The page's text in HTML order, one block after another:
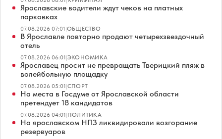
Ярославские водители ждут чеков на платных
парковках
07.08.2026 07:01|ОБЩЕСТВО
В Ярославле повторно продают четырехзвездочный
отель
07.08.2026 06:01|ЭКОНОМИКА
Ярославец просит не превращать Тверицкий пляж в
волейбольную площадку
07.08.2026 05:01|СПОРТ
На места в Госдуме от Ярославской области
претендует 18 кандидатов
07.08.2026 04:01|ПОЛИТИКА
На ярославском НПЗ ликвидировали возгорание
резервуаров